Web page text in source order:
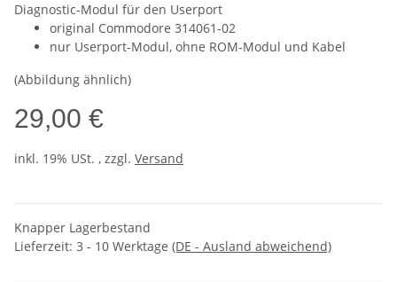
Diagnostic-Modul für den Userport
original Commodore 314061-02
nur Userport-Modul, ohne ROM-Modul und Kabel
(Abbildung ähnlich)
29,00 €
inkl. 19% USt. , zzgl. Versand
Knapper Lagerbestand
Lieferzeit: 3 - 10 Werktage (DE - Ausland abweichend)